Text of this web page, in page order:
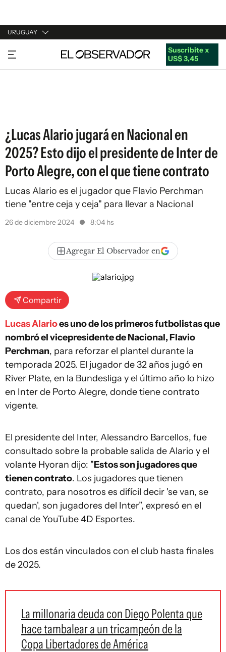
URUGUAY
URUGUAY
ARGENTINA
Suscribite x
US$ 3,45
¿Lucas Alario jugará en Nacional en
2025? Esto dijo el presidente de Inter de
Porto Alegre, con el que tiene contrato
Lucas Alario es el jugador que Flavio Perchman
tiene "entre ceja y ceja" para llevar a Nacional
26 de diciembre 2024 8:04 hs
Agregar El Observador en
Compartir
Lucas Alarioes uno de los primeros futbolistas que
nombró el vicepresidente de Nacional, Flavio
Perchman, para reforzar el plantel durante la
temporada 2025. El jugador de 32 años jugó en
River Plate, en la Bundesliga y el último año lo hizo
en Inter de Porto Alegre, donde tiene contrato
vigente.
El presidente del Inter, Alessandro Barcellos, fue
consultado sobre la probable salida de Alario y el
volante Hyoran dijo: "Estos son jugadores que
tienen contrato. Los jugadores que tienen
contrato, para nosotros es difícil decir 'se van, se
quedan', son jugadores del Inter”, expresó en el
canal de YouTube 4D Esportes.
Los dos están vinculados con el club hasta finales
de 2025.
La millonaria deuda con Diego Polenta que
hace tambalear a un tricampeón de la
Copa Libertadores de América